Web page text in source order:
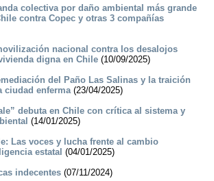
colectiva por daño ambiental más grande
contra Copec y otras 3 compañías
nacional contra los desalojos
digna en Chile (10/09/2025)
del Paño Las Salinas y la traición
ciudad enferma(23/04/2025)
debuta en Chile con crítica al sistema y
(14/01/2025)
Las voces y lucha frente al cambio
estatal (04/01/2025)
indecentes (07/11/2024)